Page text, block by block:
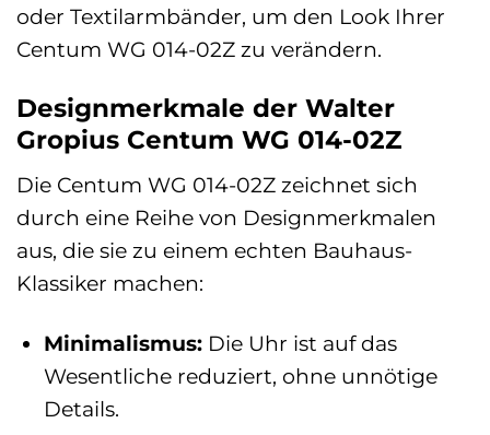
oder Textilarmbänder, um den Look Ihrer
Centum WG 014-02Z zu verändern.
Designmerkmale der Walter
Gropius Centum WG 014-02Z
Die Centum WG 014-02Z zeichnet sich
durch eine Reihe von Designmerkmalen
aus, die sie zu einem echten Bauhaus-
Klassiker machen:
Minimalismus:Die Uhr ist auf das
Wesentliche reduziert, ohne unnötige
Details.